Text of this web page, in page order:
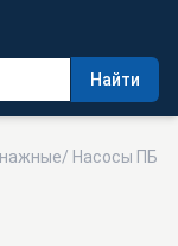
Найти
/ Насосы ПБ